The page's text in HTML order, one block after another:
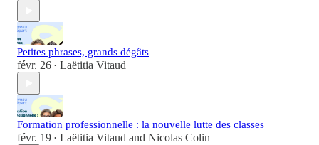
Petites phrases, grands dégâts
févr. 26 • Laëtitia Vitaud
Formation professionnelle : la nouvelle lutte des classes
févr. 19 • Laëtitia Vitaud and Nicolas Colin